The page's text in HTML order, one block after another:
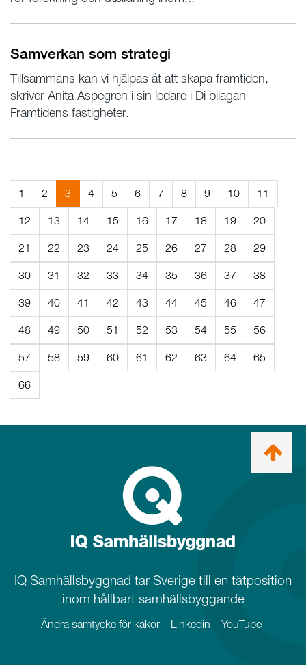
Samverkan som strategi
Tillsammans kan vi hjälpas åt att skapa framtiden,
skriver Anita Aspegren i sin ledare i Di bilagan
Framtidens fastigheter.
1 2 3(Aktuell
sida)
4 5 6 7 8 9 10 11
12 13 14 15 16 17 18 19 20
21 22 23 24 25 26 27 28 29
30 31 32 33 34 35 36 37 38
39 40 41 42 43 44 45 46 47
48 49 50 51 52 53 54 55 56
57 58 59 60 61 62 63 64 65
66
mig
IQ Samhällsbyggnad tar Sverige till en tätposition
inom hållbart samhällsbyggande
Ändra samtycke för kakor Linkedin YouTube